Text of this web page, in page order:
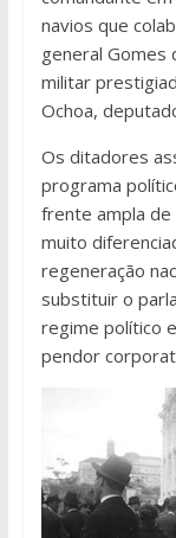
navios que
general Gomes
militar
Ochoa,
Os ditadores
programa
frente ampla
muito
regeneração
substituir o
regime político
pendor